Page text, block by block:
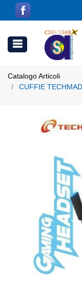
Open menu
Catalogo Articoli
CUFFIE